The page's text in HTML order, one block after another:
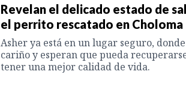
Revelan el delicado estado de
el perrito rescatado en Choloma
Asher ya está en un lugar seguro,
cariño y esperan que pueda
tener una mejor calidad de vida.